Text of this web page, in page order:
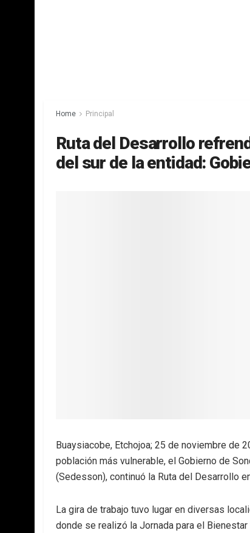
Home Principal
Ruta del Desarrollo
del sur de la entidad:
Buaysiacobe, Etchojoa; 25 de noviembre de
población más vulnerable, el Gobierno de
(Sedesson), continuó la Ruta del Desarrollo
La gira de trabajo tuvo lugar en diversas
donde se realizó la Jornada para el